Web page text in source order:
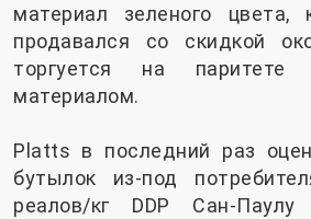
материал зеленого цвета,
продавался со скидкой
торгуется на
материалом.
Platts в последний раз
бутылок из-под
реалов/кг DDP Сан-